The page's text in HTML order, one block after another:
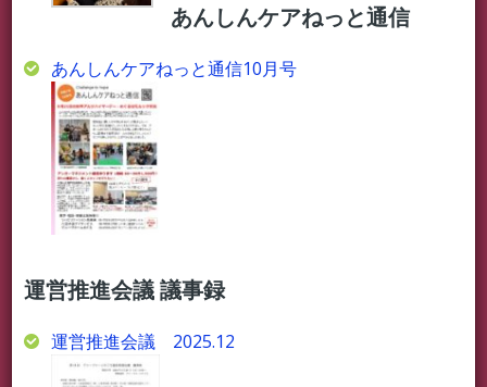
あんしんケアねっと通信
あんしんケアねっと通信10月号
運営推進会議 議事録
運営推進会議 2025.12